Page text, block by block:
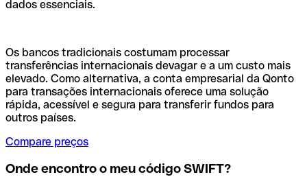
dados essenciais.
Os bancos tradicionais costumam processar
transferências internacionais devagar e a um custo mais
elevado. Como alternativa, a conta empresarial da Qonto
para transações internacionais oferece uma solução
rápida, acessível e segura para transferir fundos para
outros países.
Compare preços
Onde encontro o meu código SWIFT?